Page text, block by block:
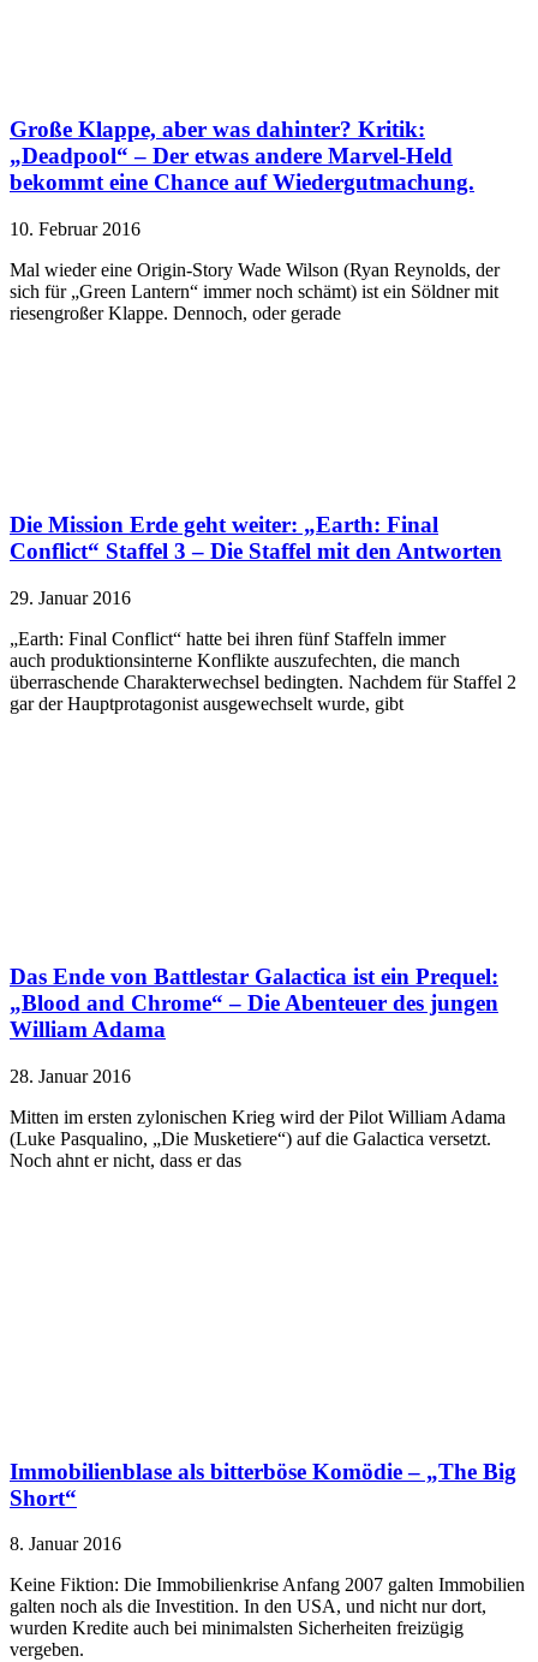
Große Klappe, aber was dahinter? Kritik:
„Deadpool“ – Der etwas andere Marvel-Held
bekommt eine Chance auf Wiedergutmachung.
10. Februar 2016
Mal wieder eine Origin-Story Wade Wilson (Ryan Reynolds, der
sich für „Green Lantern“ immer noch schämt) ist ein Söldner mit
riesengroßer Klappe. Dennoch, oder gerade
Die Mission Erde geht weiter: „Earth: Final
Conflict“ Staffel 3 – Die Staffel mit den Antworten
29. Januar 2016
„Earth: Final Conflict“ hatte bei ihren fünf Staffeln immer
auch produktionsinterne Konflikte auszufechten, die manch
überraschende Charakterwechsel bedingten. Nachdem für Staffel 2
gar der Hauptprotagonist ausgewechselt wurde, gibt
Das Ende von Battlestar Galactica ist ein Prequel:
„Blood and Chrome“ – Die Abenteuer des jungen
William Adama
28. Januar 2016
Mitten im ersten zylonischen Krieg wird der Pilot William Adama
(Luke Pasqualino, „Die Musketiere“) auf die Galactica versetzt.
Noch ahnt er nicht, dass er das
Immobilienblase als bitterböse Komödie – „The Big
Short“
8. Januar 2016
Keine Fiktion: Die Immobilienkrise Anfang 2007 galten Immobilien
galten noch als die Investition. In den USA, und nicht nur dort,
wurden Kredite auch bei minimalsten Sicherheiten freizügig
vergeben.